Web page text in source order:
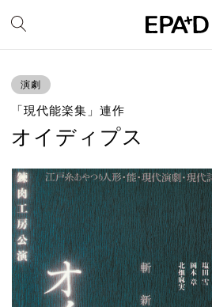
演劇
「現代能楽集」連作
オイディプス